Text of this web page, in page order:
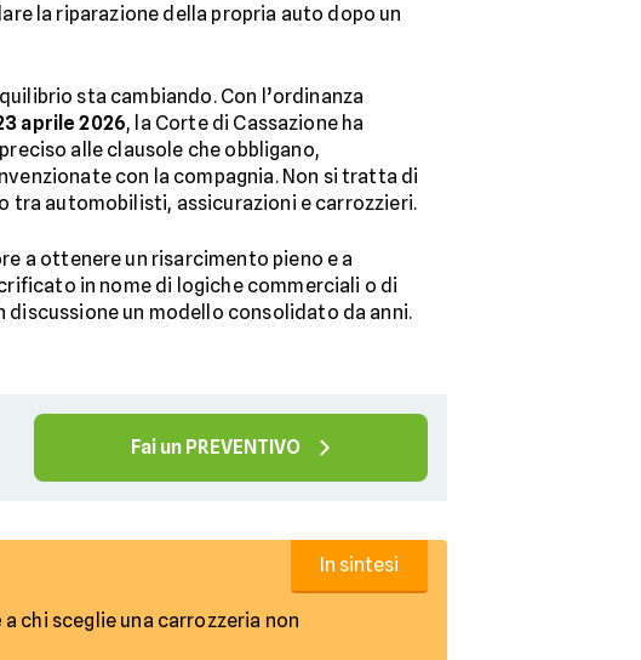
la riparazione della propria auto dopo un
sta cambiando. Con l’ordinanza
aprile 2026, la Corte di Cassazione ha
alle clausole che obbligano,
con la compagnia. Non si tratta di
tra automobilisti, assicurazioni e carrozzieri.
a ottenere un risarcimento pieno e a
in nome di logiche commerciali o di
un modello consolidato da anni.
Fai un PREVENTIVO
a chi sceglie una carrozzeria non
In sintesi